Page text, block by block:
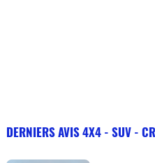
DERNIERS AVIS 4X4 - SUV -